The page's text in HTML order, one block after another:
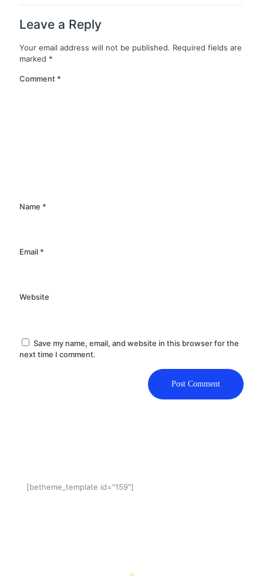
Leave a Reply
Your email address will not be published. Required fields are
marked *
Comment *
Name *
Email *
Website
Save my name, email, and website in this browser for the
next time I comment.
[betheme_template id="159"]